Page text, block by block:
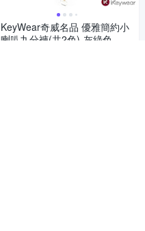
KeyWear奇威名品 優雅簡約小
喇叭九分褲(共2色)-灰綠色